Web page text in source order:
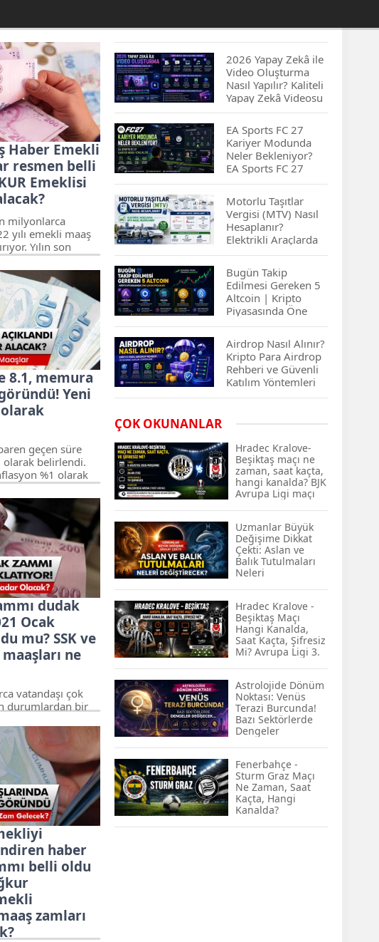
Haber Emekli
resmen belli
Emeklisi
milyonlarca
yılı emekli maaş
Yılın son
netleşmeye
zam oranları
Peki son
maaşı ne kadar
son durum...
8.1, memura
Yeni
geçen süre
olarak belirlendi.
%1 olarak
memurların
içinde olduğu
artış alması
dudak
Ocak
mu? SSK ve
ne
vatandaşı çok
durumlardan bir
gelen zamlar
olarak hem ocak
maaş zamları
ve kurban
ödemeleri
haber
belli oldu
zamları
2026 Yapay Zekâ ile
Video Oluşturma
Nasıl Yapılır? Kaliteli
Yapay Zekâ Videosu
Hazırlamanın
İpuçları...
EA Sports FC 27
Kariyer Modunda
Neler Bekleniyor?
EA Sports FC 27
Kariyer Modu
Yenilikleri…
Motorlu Taşıtlar
Vergisi (MTV) Nasıl
Hesaplanır?
Elektrikli Araçlarda
MTV Nasıl
Hesaplanır? MTV
Borcu Nasıl
Sorgulanır?
Bugün Takip
Edilmesi Gereken 5
Altcoin | Kripto
Piyasasında Öne
Çıkan Projeler
Airdrop Nasıl Alınır?
Kripto Para Airdrop
Rehberi ve Güvenli
Katılım Yöntemleri
Hangi Piyasa Sizin
İçin Daha Uygun?
ABD-İran Anlaşması
Sonrası Altın Rekora
Koştu, Petrol
Fiyatları Sert Düştü
Temmuz 2026 Maaş
Zammı Netleşiyor!
Memur, Emekli ve
Yeni Oranlar
KOSGEB’den
KOBİ’lere Dev
Finansman Hamlesi:
36 Ay Vadeli 30
Milyon TL Destek
Emekli Maaşlarında
Temmuz Hesabı:
Zam Oranı ve Taban
Aylık İçin Yeni
Senaryolar
ÇOK OKUNANLAR
Hradec Kralove-
Beşiktaş maçı ne
zaman, saat kaçta,
hangi kanalda? BJK
Avrupa Ligi maçı
Kralove-Beşiktaş
maçı şifresiz, HD
canlı yayın
Uzmanlar Büyük
Değişime Dikkat
Çekti: Aslan ve
Balık Tutulmaları
Neleri
Hradec Kralove -
Beşiktaş Maçı
Hangi Kanalda,
Saat Kaçta, Şifresiz
Mi? Avrupa Ligi 3.
Hradec Kralove-
Beşiktaş Maçı
Şifresiz, HD Canlı
Yayın
Astrolojide Dönüm
Noktası: Venüs
Terazi Burcunda!
Bazı Sektörlerde
Dengeler
Fenerbahçe -
Sturm Graz Maçı
Ne Zaman, Saat
Kaçta, Hangi
Kanalda?